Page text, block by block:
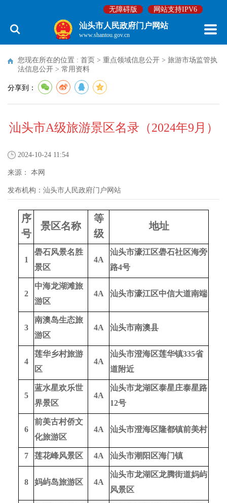
无障碍版 网站支持IPV6
汕头市人民政府门户网站
www.shantou.gov.cn
您现在所在的位置 : 首页 > 重点领域信息公开 > 旅游市场监管执
法信息公开 > 常用资料
分享到：
汕头市A级旅游景区名录（2024年9月）
2024-10-24 11:54
来源： 本网
发布机构： 汕头市人民政府门户网站
序
号
景区名称
等
级
地址
1
礐石风景名胜
景区
4A
汕头市濠江区礐石社区海旁
路4号
2
中海龙湖滩旅
游区
4A 汕头市濠江区中信大道南端
3
南澳岛生态旅
游区
4A 汕头市南澳县
4
莲华乡村旅游
区
4A
汕头市澄海区莲华镇335省
道附近
5
蓝水星欢乐世
界景区
4A
汕头市龙湖区泰星庄泰星路
12号
6
前美古村侨文
化旅游区
4A 汕头市澄海区隆都镇前美村
7 莲花峰风景区 4A 汕头市潮阳区海门镇
8 妈屿岛旅游区 4A
汕头市龙湖区龙腾街道妈屿
风景区